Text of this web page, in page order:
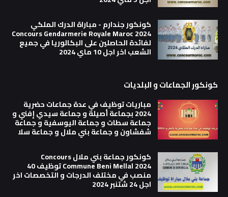
كونكور جندارم - مباراة الدرك الملكي
Concours Gendarmerie Royale Maroc 2024
لفائدة الحاصلين على البكالوريا في جميع
الشعب اخر اجل 10 ماي 2024
كونكور الجماعات و البلديات
مباريات توظيف في عدة جماعات حضرية
2024 بجماعة أصيلة و جماعة سيدي إفني و
جماعة سطات و جماعة اليوسفية و جماعة
شفشاون و جماعة بني ملال و جماعة سلا
كونكور جماعة بني ملال Concours
Commune Beni Mellal 2024 توظيف 40
منصب في مختلف الدرجات و التخصصات اخر
اجل 24 شتنبر 2024